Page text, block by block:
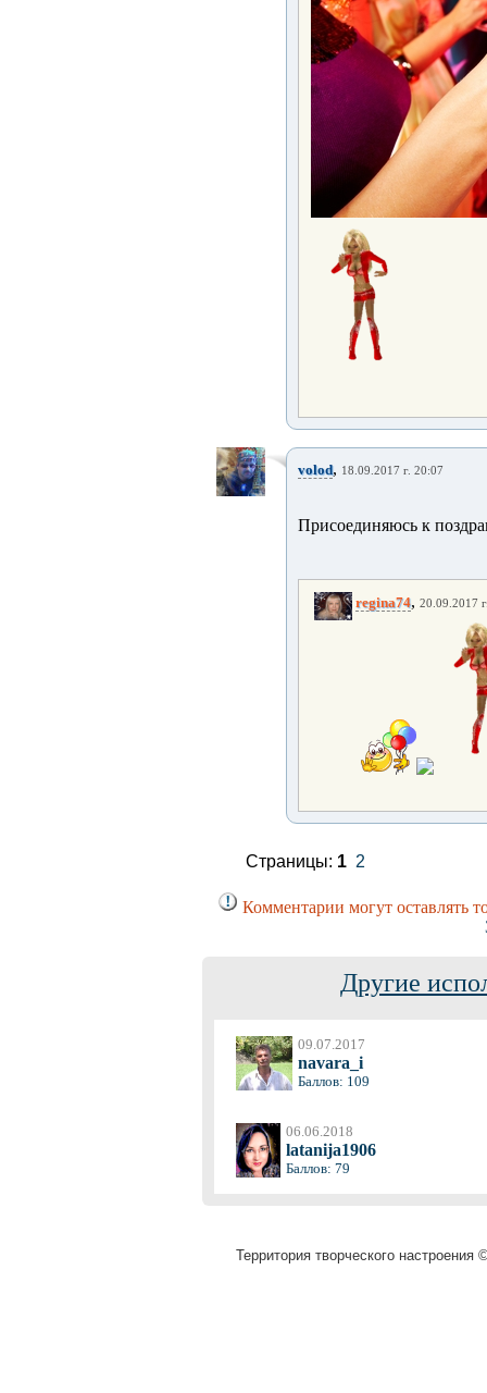
volod, 18.09.2017 г. 20:07
Присоединяюсь к
regina74, 20.09.2017
Страницы: 1 2
Комментарии могут оставлять
Другие
09.07.2017
navara_i
Баллов: 109
06.06.2018
latanija1906
Баллов: 79
Территория творческого